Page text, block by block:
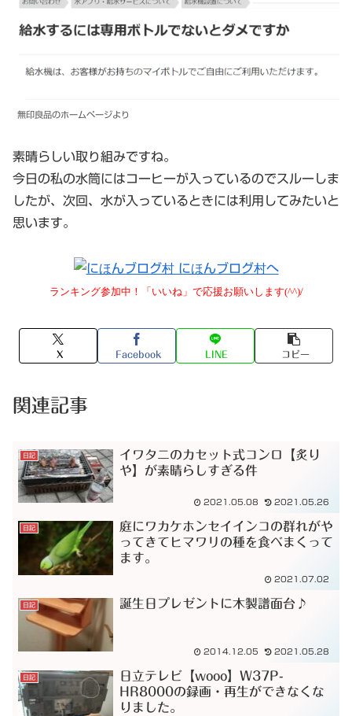
無印良品のホームページより
素晴らしい取り組みですね。
今日の私の水筒にはコーヒーが入っているのでスルーしま
したが、次回、水が入っているときには利用してみたいと
思います。
ランキング参加中！「いいね」で応援お願いします(^^)/
X Facebook LINE コピー
関連記事
日記
イワタニのカセット式コンロ【炙り
や】が素晴らしすぎる件
2021.05.08 2021.05.26
日記
庭にワカケホンセイインコの群れがや
ってきてヒマワリの種を食べまくって
ます。
2021.07.02
日記 誕生日プレゼントに木製譜面台♪
2014.12.05 2021.05.28
日記
日立テレビ【wooo】W37P-
HR8000の録画・再生ができなくな
りました。